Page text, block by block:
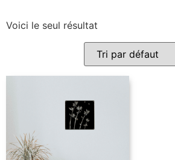
Voici le seul résultat